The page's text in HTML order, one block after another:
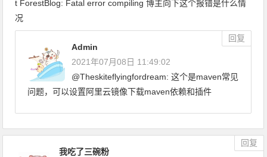
t ForestBlog: Fatal error compiling 博主向下这个报错是什么情
况
Admin
回复
2021年07月08日 11:49:02
@Theskiteflyingfordream: 这个是maven常见
问题，可以设置阿里云镜像下载maven依赖和插件
我吃了三碗粉
回复